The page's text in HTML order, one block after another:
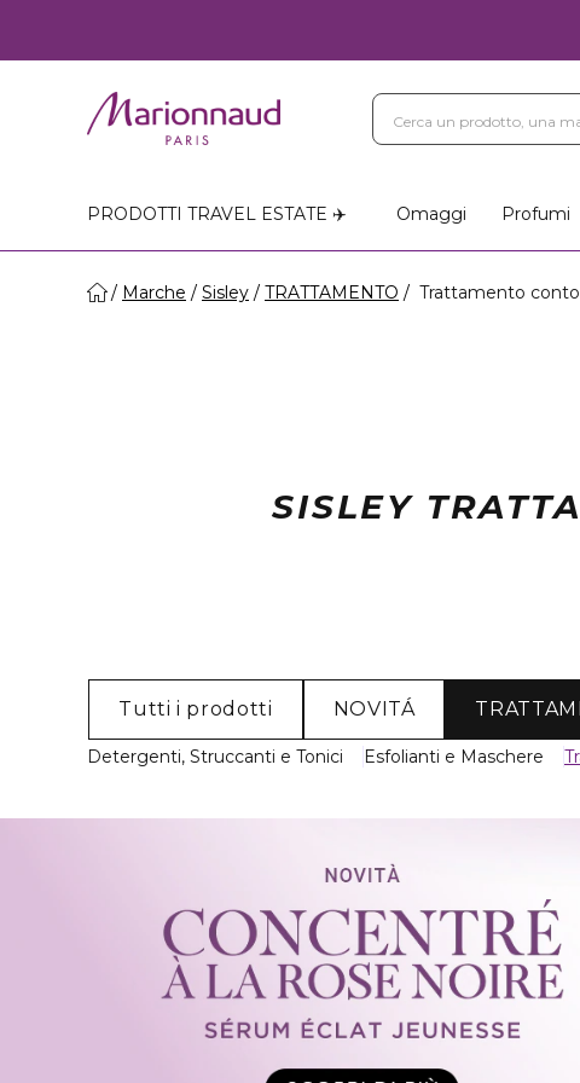
PRODOTTI TRAVEL ESTATE ✈️ Omaggi Profumi
Marche Sisley TRATTAMENTO Trattamento
SISLEY
Tutti i prodotti NOVITÁ
Detergenti, Struccanti e Tonici Esfolianti e Maschere